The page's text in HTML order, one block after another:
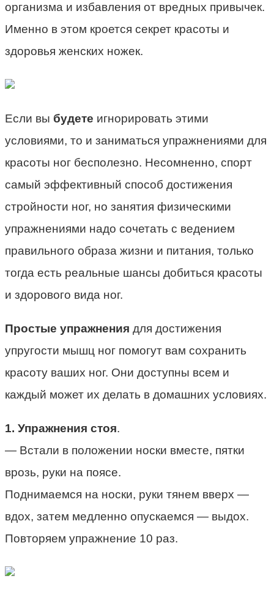
организма и избавления от вредных привычек.
Именно в этом кроется секрет красоты и
здоровья женских ножек.
Если вы будете игнорировать этими
условиями, то и заниматься упражнениями для
красоты ног бесполезно. Несомненно, спорт
самый эффективный способ достижения
стройности ног, но занятия физическими
упражнениями надо сочетать с ведением
правильного образа жизни и питания, только
тогда есть реальные шансы добиться красоты
и здорового вида ног.
Простые упражнения для достижения
упругости мышц ног помогут вам сохранить
красоту ваших ног. Они доступны всем и
каждый может их делать в домашних условиях.
1. Упражнения стоя.
— Встали в положении носки вместе, пятки
врозь, руки на поясе.
Поднимаемся на носки, руки тянем вверх —
вдох, затем медленно опускаемся — выдох.
Повторяем упражнение 10 раз.